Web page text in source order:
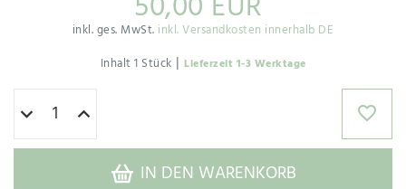
inkl. ges. MwSt. inkl. Versandkosten innerhalb DE
Inhalt1 Stück | Lieferzeit 1-3 Werktage
IN DEN WARENKORB